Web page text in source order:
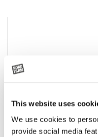
This website uses
We use cookies to
provide social media